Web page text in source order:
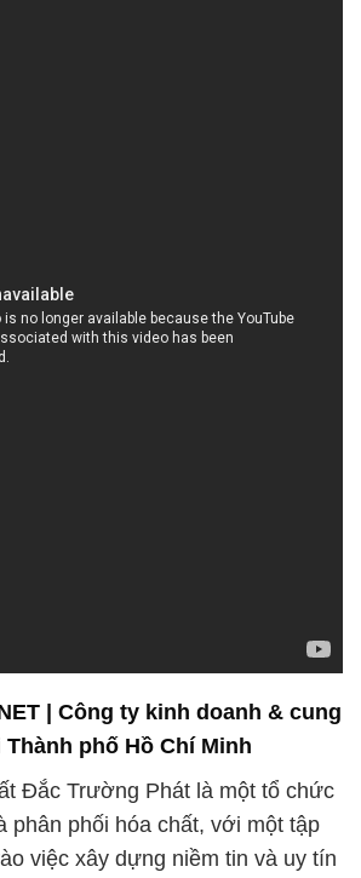
| Công ty kinh doanh & cung
phố Hồ Chí Minh
Đắc Trường Phát là một tổ chức
phân phối hóa chất, với một tập
việc xây dựng niềm tin và uy tín